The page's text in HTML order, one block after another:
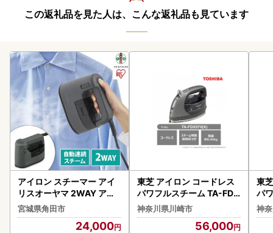
この返礼品を見た人は、こんな返礼品も見ています
アイロン スチーマー アイ
リスオーヤマ 2WAY アッ
シュ IRS-02-HA ｜ アイロ
ン 新生活 ひとり暮らし
宮城県角田市
24,000
東芝 アイロン コードレス
パワフルスチーム TA-FDX
970(K)
神奈川県川崎市
56,000
東
パ
神